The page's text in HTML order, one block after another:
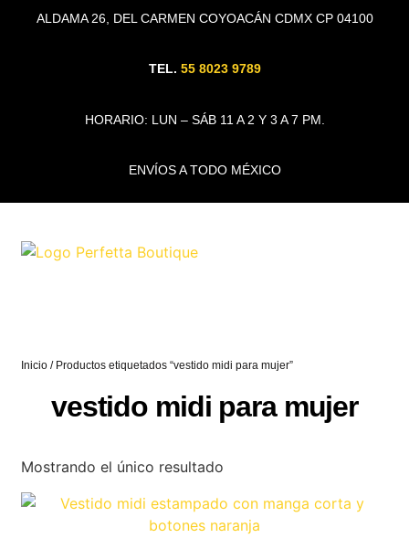
ALDAMA 26, DEL CARMEN COYOACÁN CDMX CP 04100
TEL. 55 8023 9789
HORARIO: LUN – SÁB 11 A 2 Y 3 A 7 PM.
ENVÍOS A TODO MÉXICO
Inicio / Productos etiquetados “vestido midi para mujer”
vestido midi para mujer
Mostrando el único resultado